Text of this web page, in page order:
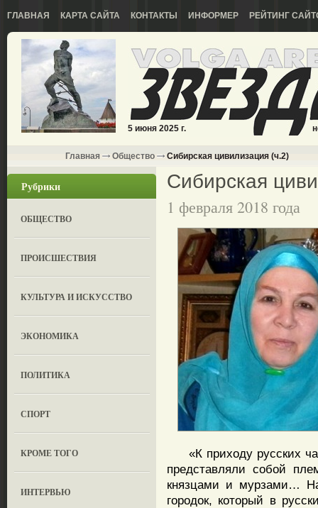
ГЛАВНАЯ КАРТА САЙТА КОНТАКТЫ ИНФОРМЕР РЕЙТИНГ
5 июня 2025 г.
Главная Общество Сибирская цивилизация (ч.2)
Рубрики
ОБЩЕСТВО
ПРОИСШЕСТВИЯ
КУЛЬТУРА И ИСКУССТВО
ЭКОНОМИКА
ПОЛИТИКА
СПОРТ
КРОМЕ ТОГО
ИНТЕРВЬЮ
Сибирская
1 февраля 2018 года
«К приходу русских
представляли собой
князцами и мурзами…
городок, который в